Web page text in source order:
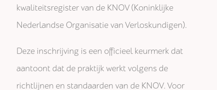
kwaliteitsregister van de KNOV (Koninklijke
Nederlandse Organisatie van Verloskundigen).
Deze inschrijving is een officieel keurmerk dat
aantoont dat de praktijk werkt volgens de
richtlijnen en standaarden van de KNOV. Voor